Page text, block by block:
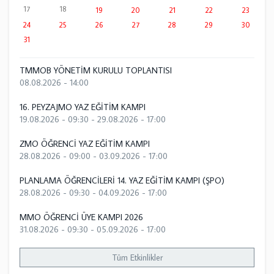
17
18 19 20 21 22
23
24
25 26 27 28 29
30
31
TMMOB YÖNETİM KURULU TOPLANTISI
08.08.2026 - 14:00
16. PEYZAJMO YAZ EĞİTİM KAMPI
19.08.2026 - 09:30 - 29.08.2026 - 17:00
ZMO ÖĞRENCİ YAZ EĞİTİM KAMPI
28.08.2026 - 09:00 - 03.09.2026 - 17:00
PLANLAMA ÖĞRENCİLERİ 14. YAZ EĞİTİM KAMPI (ŞPO)
28.08.2026 - 09:30 - 04.09.2026 - 17:00
MMO ÖĞRENCİ ÜYE KAMPI 2026
31.08.2026 - 09:30 - 05.09.2026 - 17:00
Tüm Etkinlikler